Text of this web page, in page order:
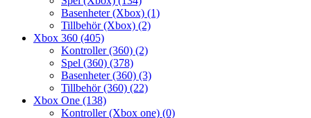
Basenheter (Xbox) (1)
Tillbehör (Xbox) (2)
Xbox 360 (405)
Kontroller (360) (2)
Spel (360) (378)
Basenheter (360) (3)
Tillbehör (360) (22)
Xbox One (138)
Kontroller (Xbox one) (0)